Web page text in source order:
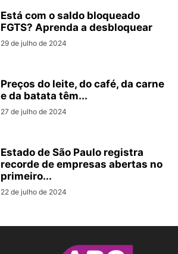
Está com o saldo bloqueado
FGTS? Aprenda a desbloquear
29 de julho de 2024
Preços do leite, do café, da carne
e da batata têm...
27 de julho de 2024
Estado de São Paulo registra
recorde de empresas abertas no
primeiro...
22 de julho de 2024